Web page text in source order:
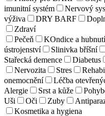
imunitní systém
Nervový
výživa
DRY BARF
Zdraví
Pečeň
KOndice a hubnutí
ústrojenství
Slinivka bříšní
Stařecká demence
Diabetus
Nervozita
Stres
onemocnění
Léčba
Alergie
Srst a kůže
Uši
Oči Zuby
Kosmetika a hygiena